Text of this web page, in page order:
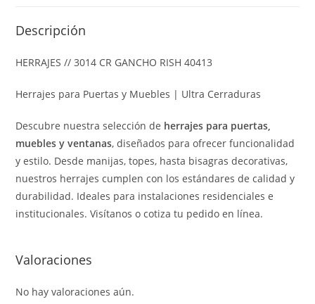
Descripción
HERRAJES // 3014 CR GANCHO RISH 40413
Herrajes para Puertas y Muebles | Ultra Cerraduras
Descubre nuestra selección de herrajes para puertas,
muebles y ventanas, diseñados para ofrecer funcionalidad
y estilo. Desde manijas, topes, hasta bisagras decorativas,
nuestros herrajes cumplen con los estándares de calidad y
durabilidad. Ideales para instalaciones residenciales e
institucionales. Visítanos o cotiza tu pedido en línea.
Valoraciones
No hay valoraciones aún.